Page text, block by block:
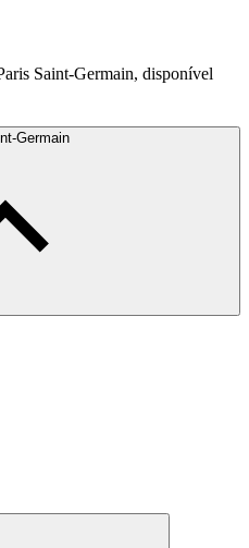
Saint-Germain, disponível
Germain